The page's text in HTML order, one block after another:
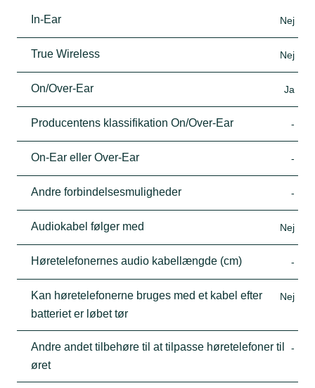
In-Ear Nej
True Wireless Nej
On/Over-Ear Ja
Producentens klassifikation On/Over-Ear -
On-Ear eller Over-Ear -
Andre forbindelsesmuligheder -
Audiokabel følger med Nej
Høretelefonernes audio kabellængde (cm) -
Kan høretelefonerne bruges med et kabel efter
batteriet er løbet tør
Nej
Andre andet tilbehøre til at tilpasse høretelefoner til
øret
-